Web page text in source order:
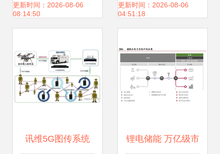
系统的硬件设计技
更新时间：2026-08-06
08:14:50
更新时间：2026-08-06
04:51:18
讯维5G图传系统 锂电储能 万亿级市